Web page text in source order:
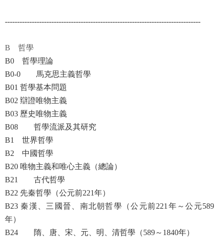
--------------------------------------------------------------------------------
B 哲學
B0 哲學理論
B0-0 馬克思主義哲學
B01 哲學基本問題
B02 辯證唯物主義
B03 歷史唯物主義
B08 哲學流派及其研究
B1 世界哲學
B2 中國哲學
B20 唯物主義和唯心主義（總論）
B21 古代哲學
B22 先秦哲學（公元前221年）
B23 秦漢、三國晉、南北朝哲學（公元前221年～公元589
年）
B24 隋、唐、宋、元、明、清哲學（589～1840年）